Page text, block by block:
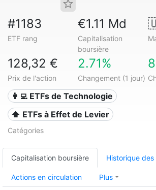
#1183
ETF rang
€1.11 Md
Capitalisation
boursière
128,32 €
Prix de l'action
2.71%
Changement (1 jour)
👩‍💻 ETFs de Technologie
⬆️ ETFs à Effet de Levier
Catégories
Capitalisation boursière Historique des
Actions en circulation Plus